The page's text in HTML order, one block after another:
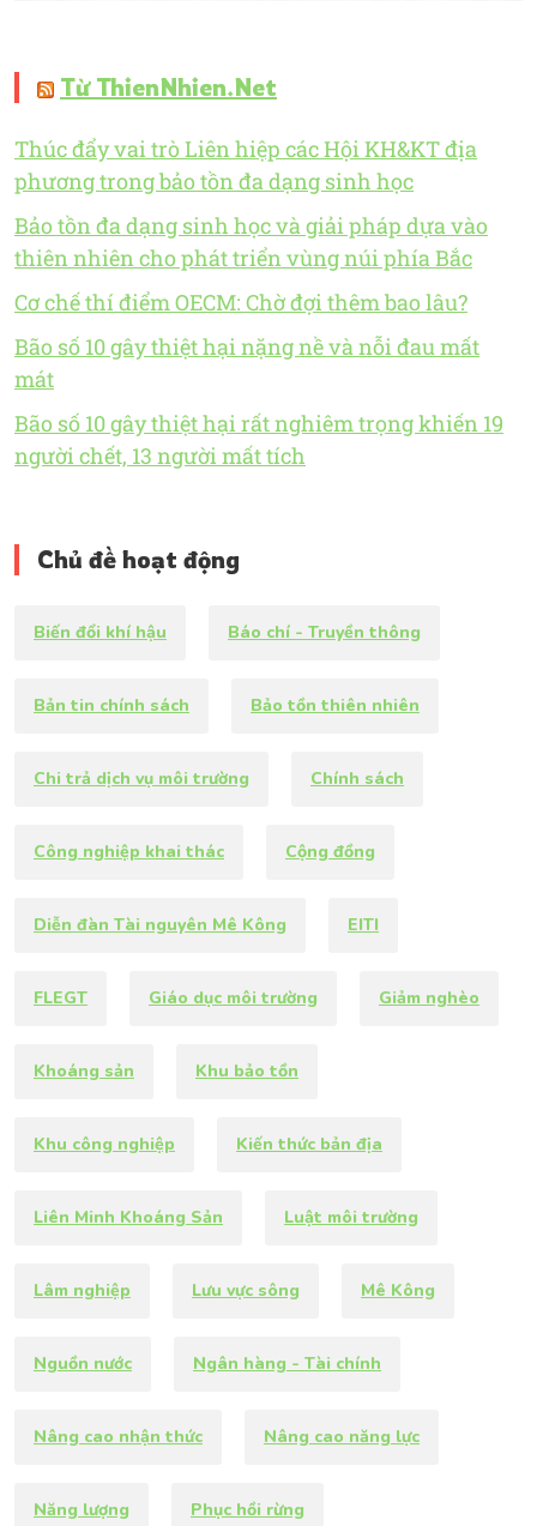
Từ ThienNhien.Net
Thúc đẩy vai trò Liên hiệp các Hội KH&KT địa
phương trong bảo tồn đa dạng sinh học
Bảo tồn đa dạng sinh học và giải pháp dựa vào
thiên nhiên cho phát triển vùng núi phía Bắc
Cơ chế thí điểm OECM: Chờ đợi thêm bao lâu?
Bão số 10 gây thiệt hại nặng nề và nỗi đau mất
mát
Bão số 10 gây thiệt hại rất nghiêm trọng khiến 19
người chết, 13 người mất tích
Chủ đề hoạt động
Biến đổi khí hậu Báo chí - Truyền thông
Bản tin chính sách Bảo tồn thiên nhiên
Chi trả dịch vụ môi trường Chính sách
Công nghiệp khai thác Cộng đồng
Diễn đàn Tài nguyên Mê Kông EITI
FLEGT Giáo dục môi trường Giảm nghèo
Khoáng sản Khu bảo tồn
Khu công nghiệp Kiến thức bản địa
Liên Minh Khoáng Sản Luật môi trường
Lâm nghiệp Lưu vực sông Mê Kông
Nguồn nước Ngân hàng - Tài chính
Nâng cao nhận thức Nâng cao năng lực
Năng lượng Phục hồi rừng